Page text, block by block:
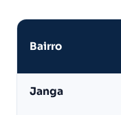
Bairro
Janga